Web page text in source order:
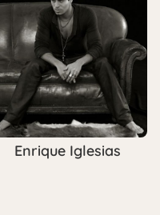
Enrique Iglesias